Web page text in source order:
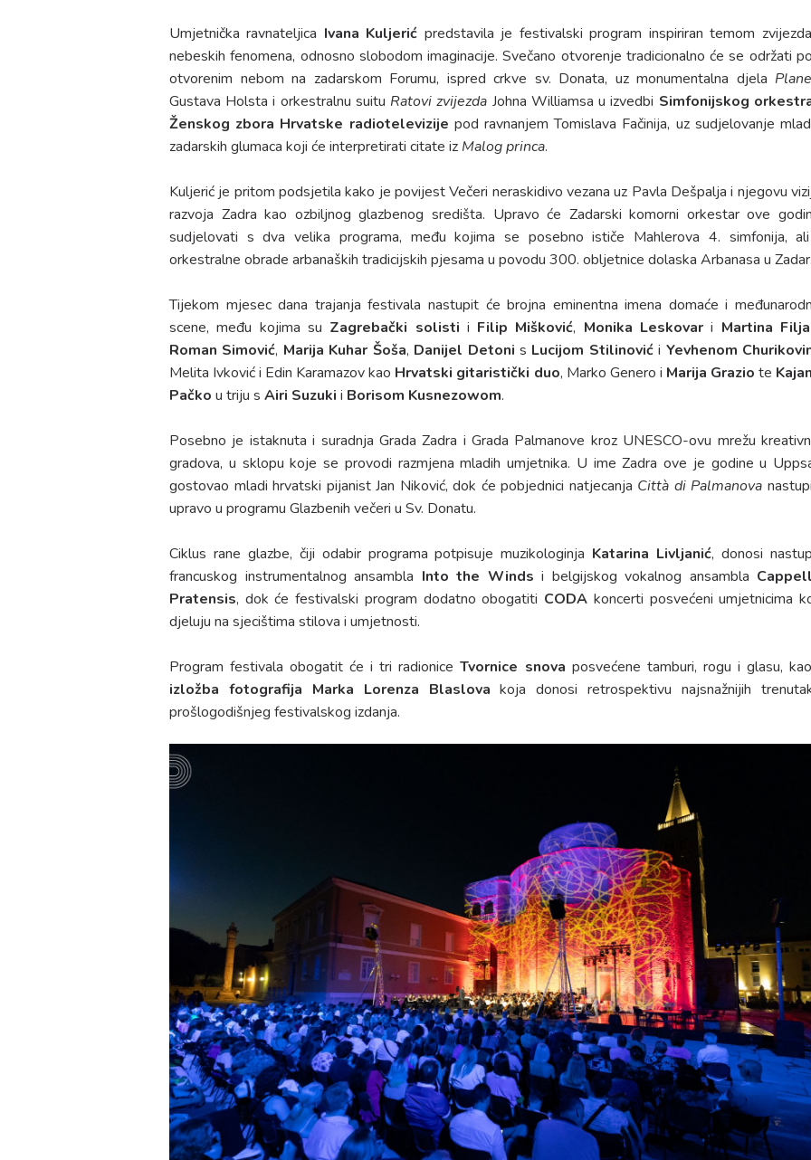
Umjetnička ravnateljica Ivana Kuljerić predstavila je festivalski program inspiriran temom
nebeskih fenomena, odnosno slobodom imaginacije. Svečano otvorenje tradicionalno će se održati
otvorenim nebom na zadarskom Forumu, ispred crkve sv. Donata, uz monumentalna djela
Gustava Holsta i orkestralnu suitu Ratovi zvijezda Johna Williamsa u izvedbi Simfonijskog
Ženskog zbora Hrvatske radiotelevizije pod ravnanjem Tomislava Fačinija, uz sudjelovanje
zadarskih glumaca koji će interpretirati citate iz Malog princa.
Kuljerić je pritom podsjetila kako je povijest Večeri neraskidivo vezana uz Pavla Dešpalja i njegovu
razvoja Zadra kao ozbiljnog glazbenog središta. Upravo će Zadarski komorni orkestar ove
sudjelovati s dva velika programa, među kojima se posebno ističe Mahlerova 4. simfonija,
orkestralne obrade arbanaških tradicijskih pjesama u povodu 300. obljetnice dolaska Arbanasa u Zadar.
Tijekom mjesec dana trajanja festivala nastupit će brojna eminentna imena domaće i
scene, među kojima su Zagrebački solisti i Filip Mišković, Monika Leskovar i Martina
Roman Simović, Marija Kuhar Šoša, Danijel Detoni s Lucijom Stilinovići Yevhenom
Melita Ivković i Edin Karamazov kao Hrvatski gitaristički duo, Marko Genero i Marija Grazio te
Pačko u triju s Airi Suzuki i Borisom Kusnezowom.
Posebno je istaknuta i suradnja Grada Zadra i Grada Palmanove kroz UNESCO-ovu mrežu
gradova, u sklopu koje se provodi razmjena mladih umjetnika. U ime Zadra ove je godine u
gostovao mladi hrvatski pijanist Jan Niković, dok će pobjednici natjecanja Città di Palmanova
upravo u programu Glazbenih večeri u Sv. Donatu.
Ciklus rane glazbe, čiji odabir programa potpisuje muzikologinja Katarina Livljanić, donosi
francuskog instrumentalnog ansambla Into the Winds i belgijskog vokalnog ansambla
Pratensis, dok će festivalski program dodatno obogatiti CODA koncerti posvećeni umjetnicima
djeluju na sjecištima stilova i umjetnosti.
Program festivala obogatit će i tri radioniceTvornice snova posvećene tamburi, rogu i glasu,
izložba fotografija Marka Lorenza Blaslova koja donosi retrospektivu najsnažnijih
prošlogodišnjeg festivalskog izdanja.